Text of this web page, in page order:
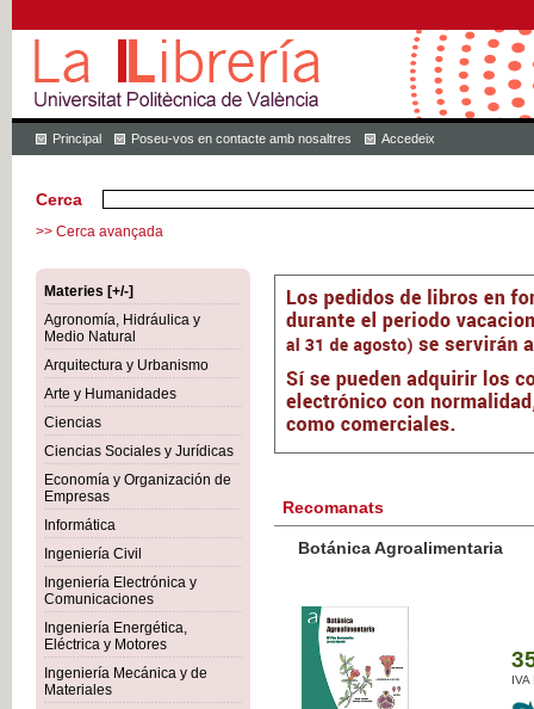
Principal Poseu-vos en contacte amb nosaltres Accedeix
Cerca
>> Cerca avançada
Materies [+/-]
Agronomía, Hidráulica y
Medio Natural
Arquitectura y Urbanismo
Arte y Humanidades
Ciencias
Ciencias Sociales y Jurídicas
Economía y Organización de
Empresas
Informática
Ingeniería Civil
Ingeniería Electrónica y
Comunicaciones
Ingeniería Energética,
Eléctrica y Motores
Ingeniería Mecánica y de
Materiales
Recomanats
Botánica Agroalimentaria
IVA